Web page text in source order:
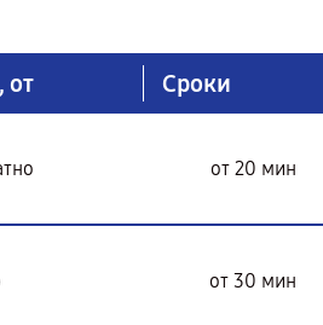
от Сроки
от 20 мин
от 30 мин